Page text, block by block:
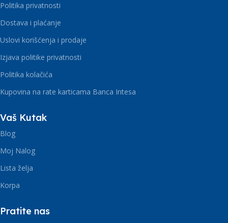
Politika privatnosti
Dostava i plaćanje
Uslovi korišćenja i prodaje
Izjava politike privatnosti
Politika kolačića
Kupovina na rate karticama Banca Intesa
Vaš Kutak
Blog
Moj Nalog
Lista želja
Korpa
Pratite nas